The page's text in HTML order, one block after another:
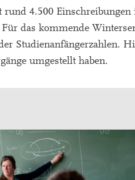
4.500 Einschreibungen
das kommende
Studienanfängerzahlen.
umgestellt haben.